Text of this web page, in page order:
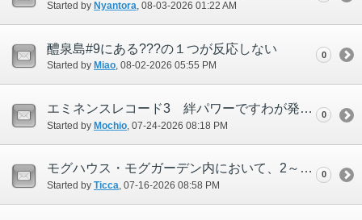
Started by Nyantora‎, 08-03-2026 01:22 AM
醴泉島#9にある???の１つが反応しない
Started by Miao‎, 08-02-2026 05:55 PM
0
エミネンスレコード3 絆パワーですわが発生しない
Started by Mochio ‎, 07-24-2026 08:18 PM
0
モグハウス・モグガーデン内において、2～5秒周期で数フレームの処理落ちを繰り返す
Started by Ticca‎, 07-16-2026 08:58 PM
0